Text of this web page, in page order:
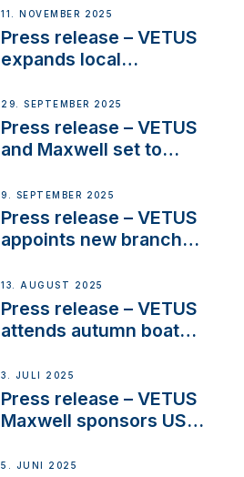
extends existing NMEA
2000® PGN to include
waterlock temperature
11. NOVEMBER 2025
Press release – VETUS
expands local
next-generation talent
and celebrate maritime
heritage
29. SEPTEMBER 2025
Press release – VETUS
and Maxwell set to
OEM’s and
stakeholders in Europe
and North America
9. SEPTEMBER 2025
Press release – VETUS
appoints new branch
operations in France
13. AUGUST 2025
Press release – VETUS
attends autumn boat
3. JULI 2025
Press release – VETUS
Maxwell sponsors US
5. JUNI 2025